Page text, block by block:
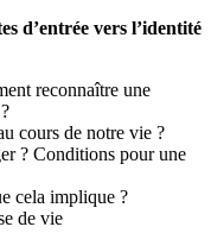
d’entrée vers l’identité
reconnaître une
cours de notre vie ?
? Conditions pour une
cela implique ?
de vie